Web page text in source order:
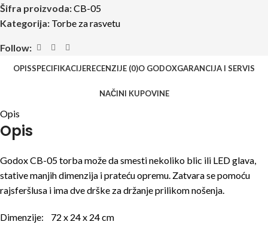
Šifra proizvoda:CB-05
Kategorija: Torbe za rasvetu
Follow:
OPISSPECIFIKACIJERECENZIJE (0)O GODOXGARANCIJA I SERVIS
NAČINI KUPOVINE
Opis
Opis
Godox CB-05 torba može da smesti nekoliko blic ili LED glava,
stative manjih dimenzija i prateću opremu. Zatvara se pomoću
rajsferšlusa i ima dve drške za držanje prilikom nošenja.
Dimenzije: 72 x 24 x 24 cm